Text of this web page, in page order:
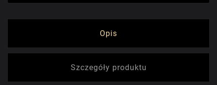
Opis
Szczegóły produktu